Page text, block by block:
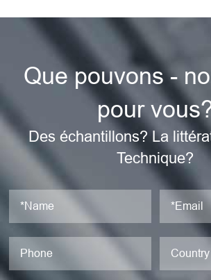
Que pouvons -
pour
Des échantillons? La
Technique?